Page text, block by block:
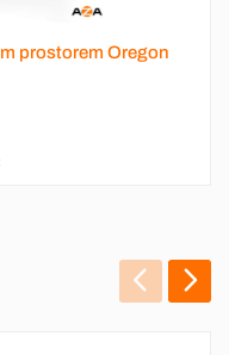
na každodenní spaní
Kč